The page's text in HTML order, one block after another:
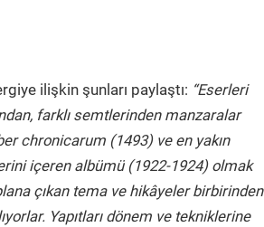
ilişkin şunları paylaştı: “Eserleri
farklı semtlerinden manzaralar
chronicarum (1493) ve en yakın
içeren albümü (1922-1924) olmak
çıkan tema ve hikâyeler birbirinden
Yapıtları dönem ve tekniklerine